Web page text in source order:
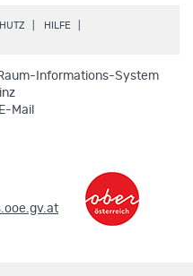
HILFE
Informations-System
Mail
.